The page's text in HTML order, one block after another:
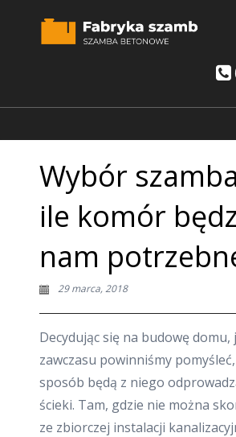
Wybór
ile komór
nam
29 marca, 2018
Decydując się na budowę domu,
zawczasu powinniśmy
sposób będą z niego
ścieki. Tam, gdzie nie można
ze zbiorczej instalacji